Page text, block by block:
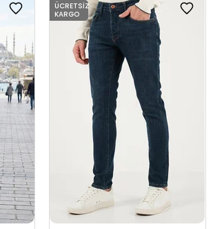
ÜCRETSIZ
KARGO